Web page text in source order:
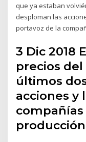
que ya estaban
desploman las
portavoz de la
3 Dic 2018
precios
últimos
acciones y